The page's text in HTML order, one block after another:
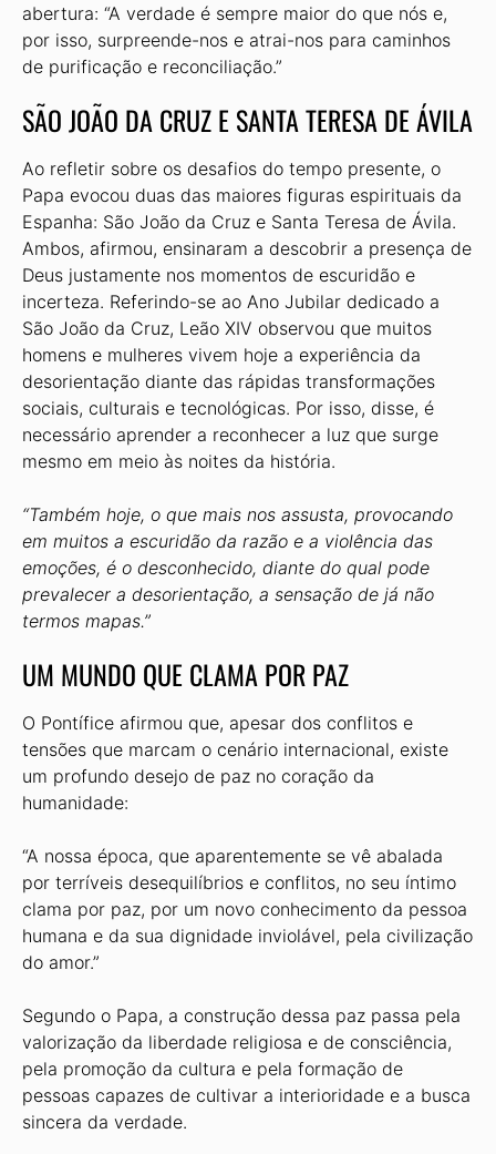
abertura: “A verdade é sempre maior do que nós e,
por isso, surpreende-nos e atrai-nos para caminhos
de purificação e reconciliação.”
SÃO JOÃO DA CRUZ E SANTA TERESA DE ÁVILA
Ao refletir sobre os desafios do tempo presente, o
Papa evocou duas das maiores figuras espirituais da
Espanha: São João da Cruz e Santa Teresa de Ávila.
Ambos, afirmou, ensinaram a descobrir a presença de
Deus justamente nos momentos de escuridão e
incerteza. Referindo-se ao Ano Jubilar dedicado a
São João da Cruz, Leão XIV observou que muitos
homens e mulheres vivem hoje a experiência da
desorientação diante das rápidas transformações
sociais, culturais e tecnológicas. Por isso, disse, é
necessário aprender a reconhecer a luz que surge
mesmo em meio às noites da história.
“Também hoje, o que mais nos assusta, provocando
em muitos a escuridão da razão e a violência das
emoções, é o desconhecido, diante do qual pode
prevalecer a desorientação, a sensação de já não
termos mapas.”
UM MUNDO QUE CLAMA POR PAZ
O Pontífice afirmou que, apesar dos conflitos e
tensões que marcam o cenário internacional, existe
um profundo desejo de paz no coração da
humanidade:
“A nossa época, que aparentemente se vê abalada
por terríveis desequilíbrios e conflitos, no seu íntimo
clama por paz, por um novo conhecimento da pessoa
humana e da sua dignidade inviolável, pela civilização
do amor.”
Segundo o Papa, a construção dessa paz passa pela
valorização da liberdade religiosa e de consciência,
pela promoção da cultura e pela formação de
pessoas capazes de cultivar a interioridade e a busca
sincera da verdade.